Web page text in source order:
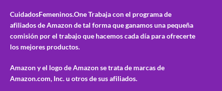
CuidadosFemeninos.OneTrabaja con el programa de
afiliados de Amazon de tal forma que ganamos una pequeña
comisión por el trabajo que hacemos cada día para ofrecerte
los mejores productos.
Amazon y el logo de Amazon se trata de marcas de
Amazon.com, Inc. u otros de sus afiliados.